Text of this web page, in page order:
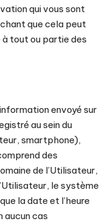
qui vous sont
que cela peut
à tout ou partie des
envoyé sur
au sein du
smartphone),
des
de l’Utilisateur,
le système
la date et l’heure
aucun cas